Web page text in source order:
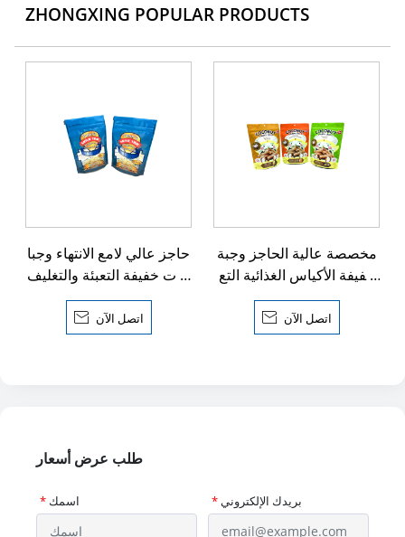
ZHONGXING POPULAR PRODUCTS
حاجز عالي لامع الانتهاء وجبا
ت خفيفة التعبئة والتغليف D
oypack
 اتصل الآن
مخصصة عالية الحاجز وجبة
خفيفة الأكياس الغذائية التع
بئة والتغليف
 اتصل الآن
طلب عرض أسعار
* اسمك *بريدك الإلكتروني